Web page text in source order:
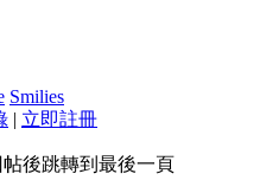
Smilies
| 立即註冊
帖後跳轉到最後一頁